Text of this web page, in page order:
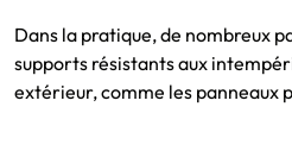
Dans la pratique, de nombreux
supports résistants aux
extérieur, comme les panneaux